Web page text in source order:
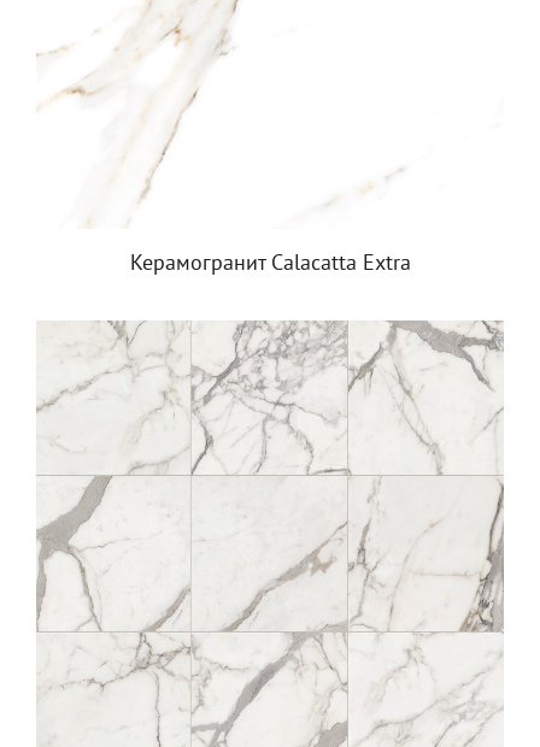
Керамогранит Calacatta Extra